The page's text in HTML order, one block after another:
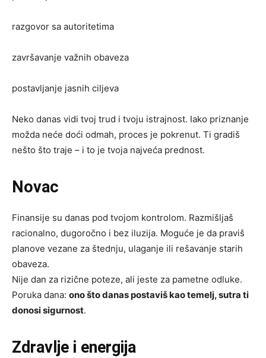
razgovor sa autoritetima
završavanje važnih obaveza
postavljanje jasnih ciljeva
Neko danas vidi tvoj trud i tvoju istrajnost. Iako priznanje
možda neće doći odmah, proces je pokrenut. Ti gradiš
nešto što traje – i to je tvoja najveća prednost.
Novac
Finansije su danas pod tvojom kontrolom. Razmišljaš
racionalno, dugoročno i bez iluzija. Moguće je da praviš
planove vezane za štednju, ulaganje ili rešavanje starih
obaveza.
Nije dan za rizične poteze, ali jeste za pametne odluke.
Poruka dana: ono što danas postaviš kao temelj, sutra ti
donosi sigurnost.
Zdravlje i energija